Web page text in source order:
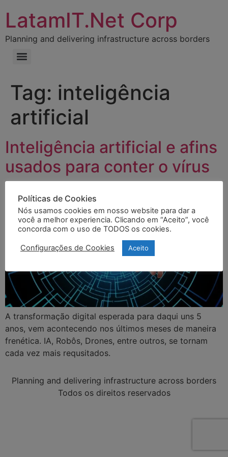
LatamIT.Net Corp
Planning and delivering infrastructure across borders
Tag: inteligência
artificial
Inteligência artificial e afins
usados para conter o vírus
A transformação digital esperada para daqui uns 5
anos, vem acontecendo nos últimos meses de maneira
frenética. IA, Robôs, Drones, entre outros, se tornam
cada vez mais requsitados.
Planning and delivering infrastructure across borders
Todos os direitos reservados
Políticas de Cookies
Nós usamos cookies em nosso website para dar a
você a melhor experiencia. Clicando em “Aceito”, você
concorda com o uso de TODOS os cookies.
Configurações de Cookies Aceito